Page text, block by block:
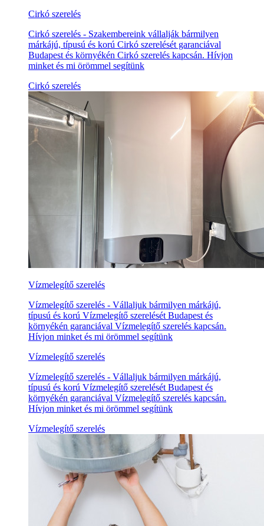
Cirkó szerelés
Cirkó szerelés - Szakembereink vállalják bármilyen
márkájú, típusú és korú Cirkó szerelését garanciával
Budapest és környékén Cirkó szerelés kapcsán. Hívjon
minket és mi örömmel segítünk
Cirkó szerelés
Vízmelegítő szerelés
Vízmelegítő szerelés - Vállaljuk bármilyen márkájú,
típusú és korú Vízmelegítő szerelését Budapest és
környékén garanciával Vízmelegítő szerelés kapcsán.
Hívjon minket és mi örömmel segítünk
Vízmelegítő szerelés
Vízmelegítő szerelés - Vállaljuk bármilyen márkájú,
típusú és korú Vízmelegítő szerelését Budapest és
környékén garanciával Vízmelegítő szerelés kapcsán.
Hívjon minket és mi örömmel segítünk
Vízmelegítő szerelés